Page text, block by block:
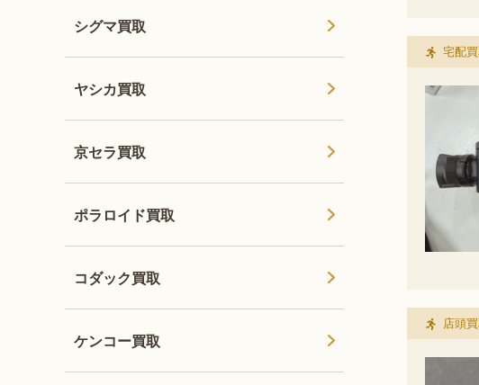
宅配
店頭
シグマ買取
ヤシカ買取
京セラ買取
ポラロイド買取
コダック買取
ケンコー買取